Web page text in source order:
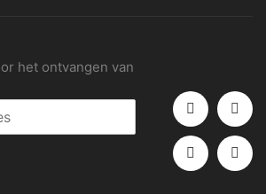
het ontvangen van